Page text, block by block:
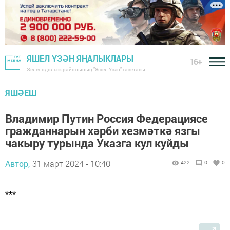
ЯШЕЛ ҮЗӘН ЯҢАЛЫКЛАРЫ
Зеленодольск районының "Яшел Үзән" газетасы
16+
ЯШӘЕШ
Владимир Путин Россия Федерациясе
гражданнарын хәрби хезмәткә язгы
чакыру турында Указга кул куйды
Автор, 31 март 2024 - 10:40 422 0 0
***